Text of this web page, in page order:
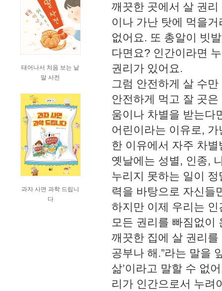
태어나서 처음 보는 낱
말 사전
과자 사면 과학 드립니
다
깨끗한 곳에서 살 권
이나 가난 탓에 먹을
없어요. 또 총알이 빗
다면요? 인간이라면
권리가 있어요.
그럼 안전하게 살 수
안전하게 먹고 잘 곳
움이나 차별을 받는다
어린이라는 이유로,
한 이유에서 자주 차별
옛날에는 성별, 인종,
누리지 못하는 일이
력을 바탕으로 자신
하지만 이제 우리는
모든 권리를 빠짐없이
깨끗한 집에 살 권리를
공부나 해.”라는 말을
삶’이라고 말할 수 없
리가 인간으로서 누려